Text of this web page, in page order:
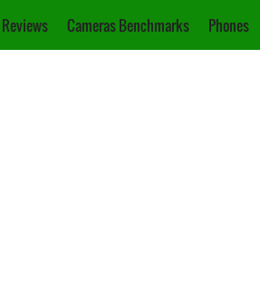
Reviews Cameras Benchmarks Phones